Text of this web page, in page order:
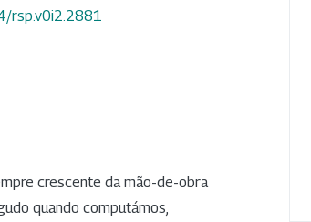
rsp.v0i2.2881
crescente da mão-de-obra
quando computámos,